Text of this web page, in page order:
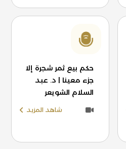
حكم بيع ثمر شجرة إلا
جزء معينا | د. عبد
السلام الشويعر
شاهد المزيد